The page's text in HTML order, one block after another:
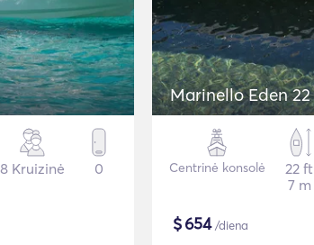
8 Kruizinė 0
Marinello Eden 22
Centrinė konsolė
22 ft
7 m
$654/diena